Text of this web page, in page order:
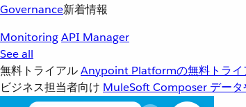
Governance新着情報
MonitoringAPI Manager
See all
無料トライアルAnypoint Platformの無料トライ
ビジネス担当者向け MuleSoft Composer デー